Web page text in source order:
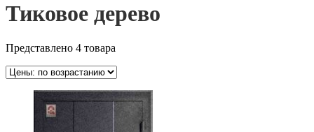
Тиковое дерево
Представлено 4 товара